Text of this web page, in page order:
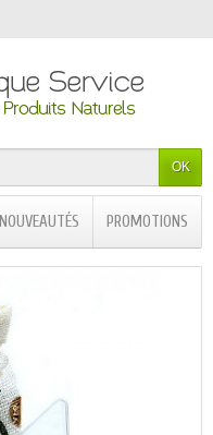
OK
PROMOTIONS
NOUVEAUTÉS